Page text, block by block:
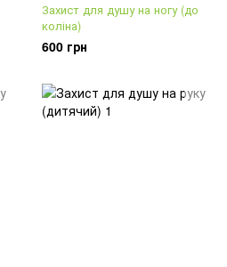
Захист для душу на ногу (до
коліна)
600 грн